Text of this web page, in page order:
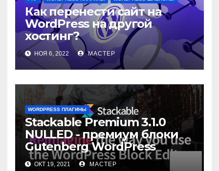
Как перенести сайт на
WordPress на другой
хостинг?
НОЯ 6, 2022 МАСТЕР
WORDPRESS ПЛАГИНЫ
Stackable Premium 3.1.0
NULLED - премиум блоки
Gutenberg WordPress
ОКТ 19, 2021 МАСТЕР